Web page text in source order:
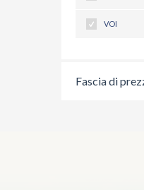
VOI
Fascia di